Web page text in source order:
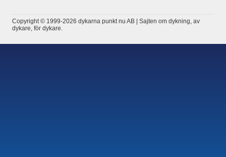
Copyright © 1999-2026 dykarna punkt nu AB | Sajten om dykning, av
dykare, för dykare.